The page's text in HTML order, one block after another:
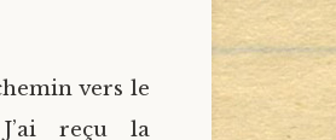
vers le
reçu la